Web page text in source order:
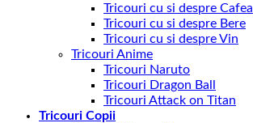
Tricouri cu si despre Cafea
Tricouri cu si despre Bere
Tricouri cu si despre Vin
Tricouri Anime
Tricouri Naruto
Tricouri Dragon Ball
Tricouri Attack on Titan
Tricouri Copii